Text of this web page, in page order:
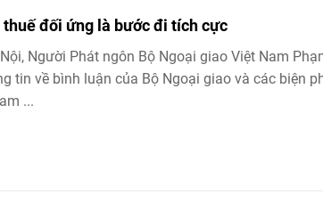
thuế đối ứng là bước đi tích cực
Người Phát ngôn Bộ Ngoại giao Việt Nam
tin về bình luận của Bộ Ngoại giao và các biện
...